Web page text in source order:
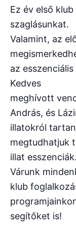
Ez év első
szaglásunkat.
Valamint, az
az
Kedves
meghívott
András, és
illatokról
megtudhatjuk
illat esszenciák.
Várunk
klub
segítőket is!